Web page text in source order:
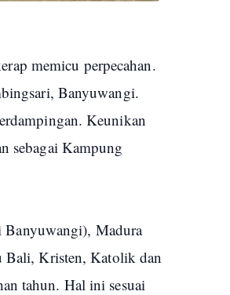
memicu perpecahan.
Banyuwangi.
Keunikan
sebagai Kampung
Banyuwangi), Madura
Bali, Kristen, Katolik dan
tahun. Hal ini sesuai